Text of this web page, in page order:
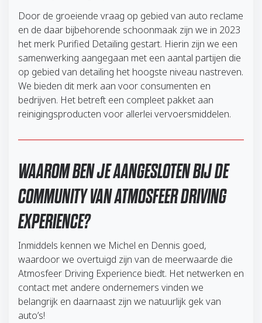
Door de groeiende vraag op gebied van auto reclame
en de daar bijbehorende schoonmaak zijn we in 2023
het merk Purified Detailing gestart. Hierin zijn we een
samenwerking aangegaan met een aantal partijen die
op gebied van detailing het hoogste niveau nastreven.
We bieden dit merk aan voor consumenten en
bedrijven. Het betreft een compleet pakket aan
reinigingsproducten voor allerlei vervoersmiddelen.
WAAROM BEN JE AANGESLOTEN BIJ DE
COMMUNITY VAN ATMOSFEER DRIVING
EXPERIENCE?
Inmiddels kennen we Michel en Dennis goed,
waardoor we overtuigd zijn van de meerwaarde die
Atmosfeer Driving Experience biedt. Het netwerken en
contact met andere ondernemers vinden we
belangrijk en daarnaast zijn we natuurlijk gek van
auto’s!